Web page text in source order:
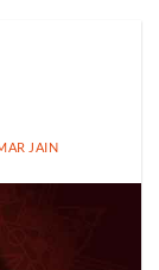
JAIN